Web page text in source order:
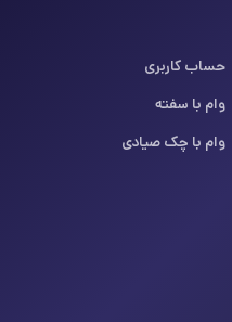
حساب کاربری
وام با سفته
وام با چک صیادی